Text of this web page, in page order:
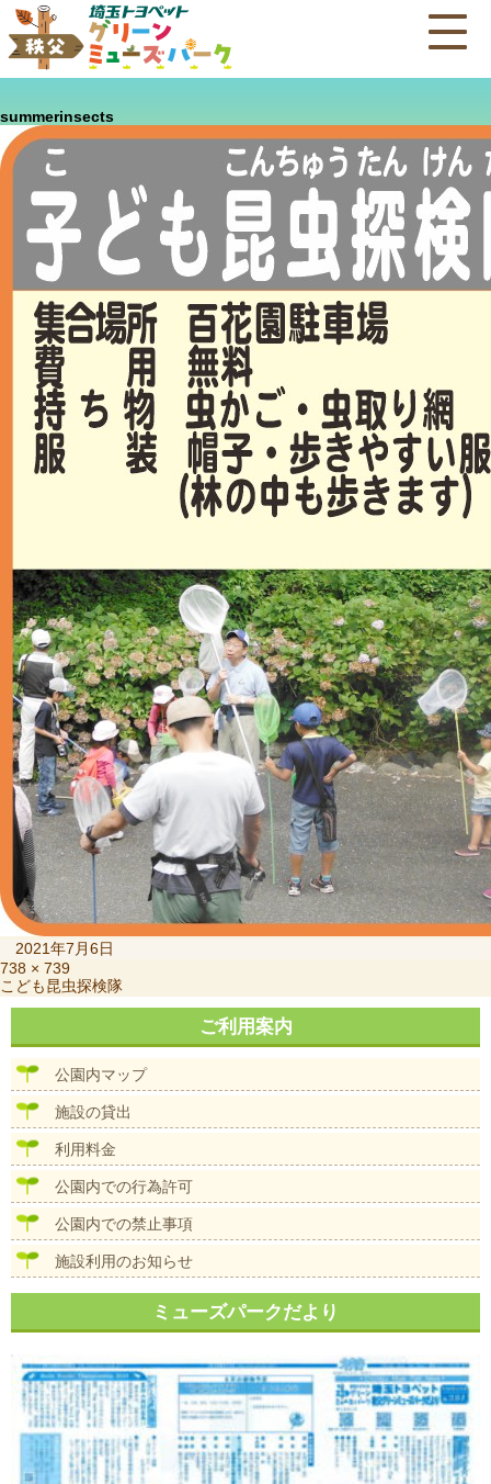
summerinsects
稿
日:
2021年7月6日
フ
ル
サ
ズ
738 × 739
投
稿
ビ
こども昆虫探検隊
ご利用案内
公園内マップ
施設の貸出
利用料金
公園内での行為許可
公園内での禁止事項
施設利用のお知らせ
ミューズパークだより